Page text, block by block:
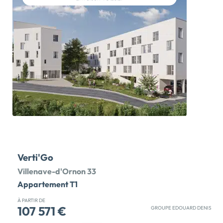
résidence Cornelis. Moderne, l'architecture de cette
résidence neuve joue avec les couleurs et les avancées
du bâtiment permettant aux futurs habitants de
profiter des agréments de beaux espaces extérieurs
privatifs (balcon, terrasse, loggia). Ce programme RT
2012 propose des appartements du studio au 4 pièces
dans une résidence sécurisée. Jardin commun
accessible à tous les habitants. Parkings en sous-sol et
places aériennes. Nombreuses commodités à quelques
minutes en voiture (supermarché, écoles, services).
Verti'Go
Villenave-d'Ornon 33
Appartement T1
À PARTIR DE
107 571 € GROUPE EDOUARD DENIS